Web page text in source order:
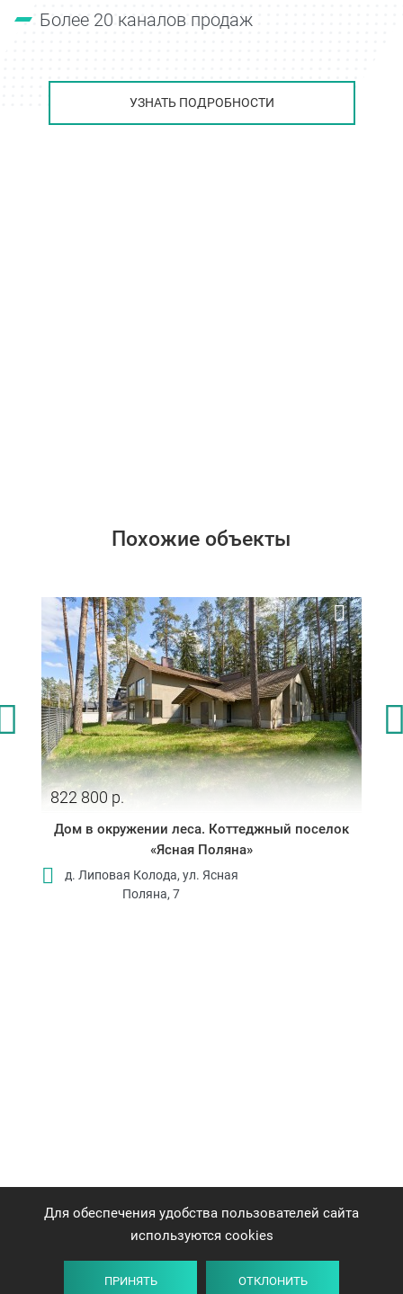
Более 20 каналов продаж
УЗНАТЬ ПОДРОБНОСТИ
Похожие объекты
822 800 р.
Дом в окружении леса. Коттеджный поселок
«Ясная Поляна»
д. Липовая Колода, ул. Ясная
Поляна, 7
Для обеспечения удобства пользователей сайта
используются cookies
ПРИНЯТЬ ОТКЛОНИТЬ